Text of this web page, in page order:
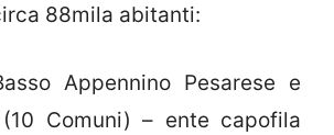
88mila abitanti:
Appennino Pesarese e
Comuni) – ente capofila